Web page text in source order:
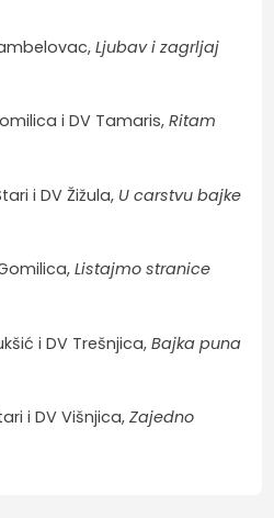
Ljubav i zagrljaj
i DV Tamaris,Ritam
i DV Žižula, U carstvu bajke
Listajmo stranice
i DV Trešnjica,Bajka puna
i DV Višnjica,Zajedno